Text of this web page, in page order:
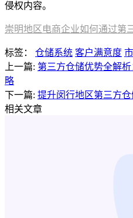
侵权内容。
崇明地区电商企业如何通过第
标签： 仓储系统 客户满意度
上一篇: 第三方仓储优势全解
略
下一篇: 提升闵行地区第三方
相关文章